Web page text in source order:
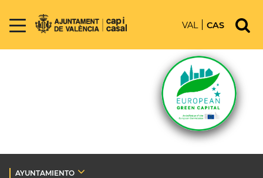
VAL CAS
AYUNTAMIENTO